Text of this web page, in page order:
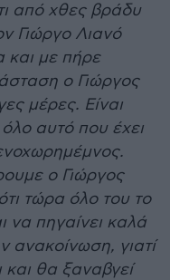
από χθες βράδυ
Γιώργο Λιανό
και με πήρε
ο Γιώργος
μέρες. Είναι
αυτό που έχει
ο Γιώργος
τώρα όλο του το
να πηγαίνει καλά
ανακοίνωση, γιατί
και θα ξαναβγεί